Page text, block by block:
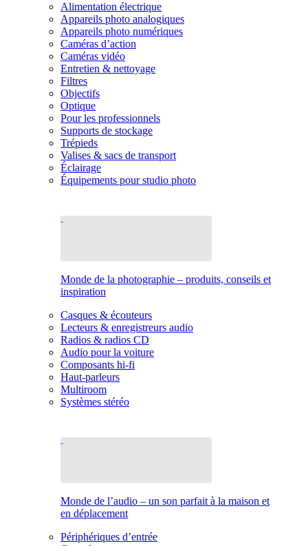
Alimentation électrique
Appareils photo analogiques
Appareils photo numériques
Caméras d’action
Caméras vidéo
Entretien & nettoyage
Filtres
Objectifs
Optique
Pour les professionnels
Supports de stockage
Trépieds
Valises & sacs de transport
Éclairage
Équipements pour studio photo
Monde de la photographie – produits, conseils et
inspiration
Casques & écouteurs
Lecteurs & enregistreurs audio
Radios & radios CD
Audio pour la voiture
Composants hi-fi
Haut-parleurs
Multiroom
Systèmes stéréo
Monde de l’audio – un son parfait à la maison et
en déplacement
Périphériques d’entrée